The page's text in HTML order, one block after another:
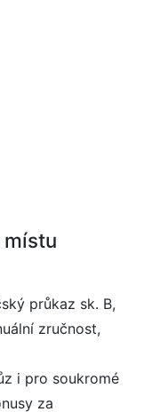
průkaz sk. B,
zručnost,
i pro soukromé
za